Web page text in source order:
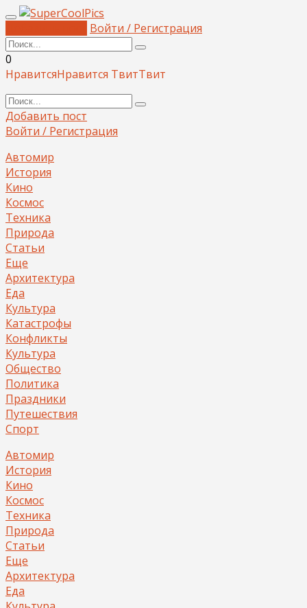
Войти / Регистрация
0
НравитсяНравится ТвитТвит
Добавить пост
Войти / Регистрация
Автомир
История
Кино
Космос
Техника
Природа
Статьи
Еще
Архитектура
Еда
Культура
Катастрофы
Конфликты
Культура
Общество
Политика
Праздники
Путешествия
Спорт
Автомир
История
Кино
Космос
Техника
Природа
Статьи
Еще
Архитектура
Еда